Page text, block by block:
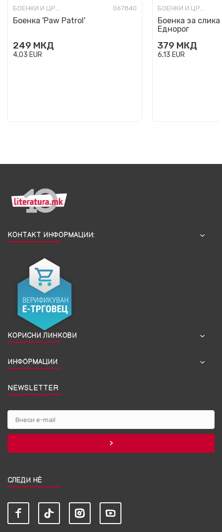
БОЕНКИ И ЦРТАНКИ 067840
Боенка 'Paw Patrol'
249 МКД
4,03 EUR
БОЕНКИ И ЦРТАНКИ
Боенка за
Еднорог
379 МКД
6,13 EUR
КОНТАКТ ИНФОРМАЦИИ:
КОРИСНИ ЛИНКОВИ
ИНФОРМАЦИИ
NEWSLETTER
СЛЕДИ НЀ